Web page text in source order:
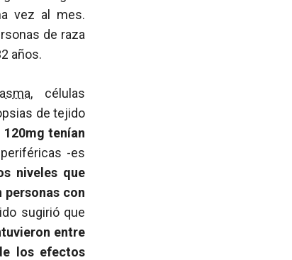
vez al mes.
de raza
años.
, células
de tejido
tenían
-es
niveles que
con
sugirió que
entre
los efectos